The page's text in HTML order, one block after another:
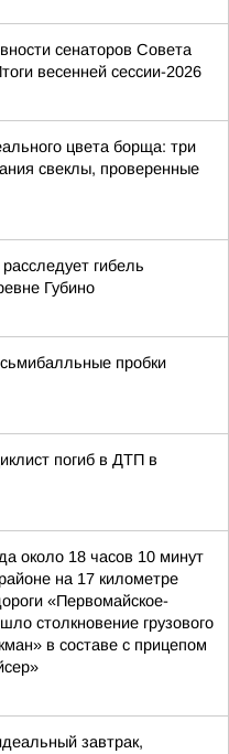
сенаторов Совета
весенней сессии-2026
цвета борща: три
свеклы, проверенные
гибель
Губино
пробки
погиб в ДТП в
около 18 часов 10 минут
на 17 километре
«Первомайское-
столкновение грузового
в составе с прицепом
завтрак,